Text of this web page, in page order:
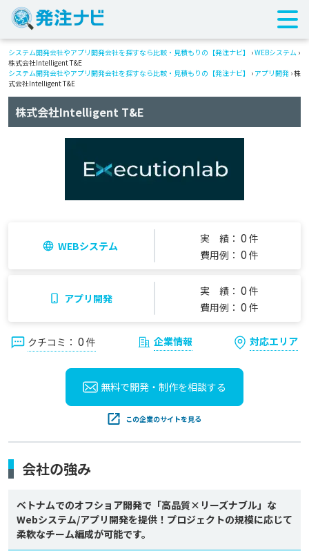
システム開発会社やアプリ開発会社を探すなら比較・見積もりの【発注ナビ】 ›WEBシステム ›
株式会社Intelligent T&E
システム開発会社やアプリ開発会社を探すなら比較・見積もりの【発注ナビ】
› アプリ開発 › 株
式会社Intelligent T&E
株式会社Intelligent T&E
WEBシステム
実 績： 0 件
費用例： 0 件
アプリ開発
実 績： 0 件
費用例： 0 件
クチコミ： 0 件 企業情報 対応エリア
無料で開発・制作を相談する
この企業のサイトを見る
会社の強み
ベトナムでのオフショア開発で「高品質×リーズナブル」な
Webシステム/アプリ開発を提供！プロジェクトの規模に応じて
柔軟なチーム編成が可能です。